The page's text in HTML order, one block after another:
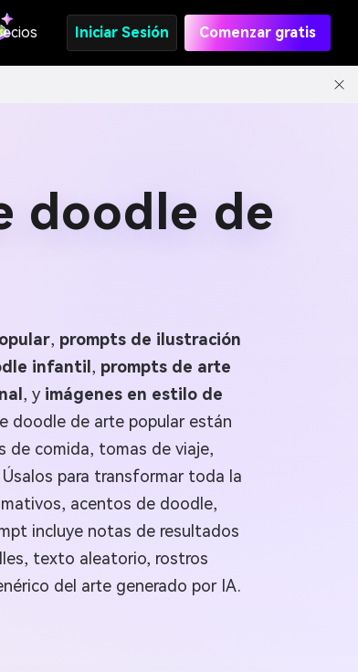
Iniciar Sesión Comenzar gratis
doodle de
, prompts de ilustración
infantil , prompts de arte
, y imágenes en estilo de
doodle de arte popular están
de comida, tomas de viaje,
para transformar toda la
acentos de doodle,
incluye notas de resultados
texto aleatorio, rostros
del arte generado por IA.